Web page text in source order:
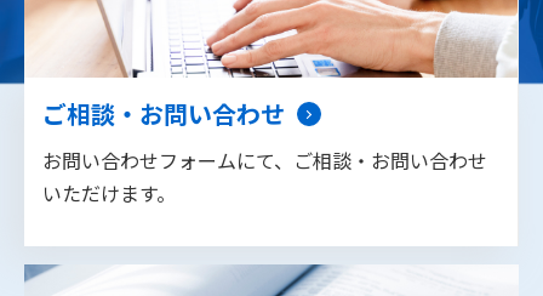
ご相談・お問い合わせ
お問い合わせフォームにて、ご相談・お問い合わせ
いただけます。